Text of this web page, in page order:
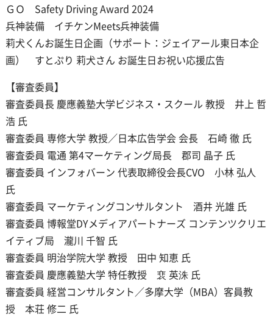
ＧＯ Safety Driving Award 2024
兵神装備 イチケンMeets兵神装備
莉犬くんお誕生日企画（サポート：ジェイアール東日本企
画） すとぷり 莉犬さん お誕生日お祝い応援広告
【審査委員】
審査委員長 慶應義塾大学ビジネス・スクール 教授 井上 哲
浩 氏
審査委員 専修大学 教授／日本広告学会 会長 石崎 徹 氏
審査委員 電通 第4マーケティング局長 郡司 晶子 氏
審査委員 インフォバーン 代表取締役会長CVO 小林 弘人
氏
審査委員 マーケティングコンサルタント 酒井 光雄 氏
審査委員 博報堂DYメディアパートナーズ コンテンツクリエ
イティブ局 瀧川 千智 氏
審査委員 明治学院大学 教授 田中 知恵 氏
審査委員 慶應義塾大学 特任教授 裵 英洙 氏
審査委員 経営コンサルタント／多摩大学（MBA）客員教
授 本荘 修二 氏